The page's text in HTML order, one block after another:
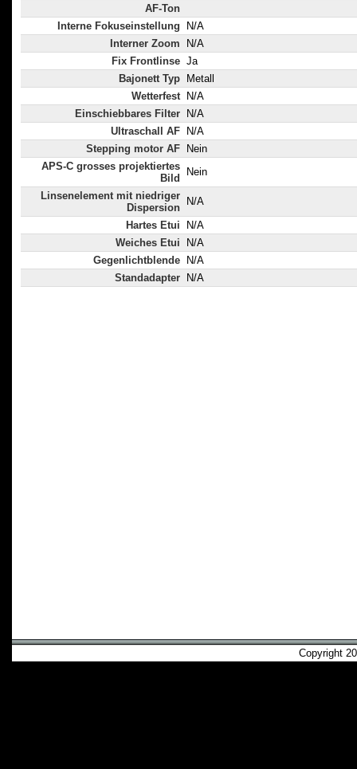
AF-Ton
Interne Fokuseinstellung
N/A
Interner Zoom
N/A
Fix Frontlinse Ja
Bajonett Typ
Metall
Wetterfest
N/A
Einschiebbares Filter
N/A
Ultraschall AF
N/A
Stepping motor AF
Nein
APS-C grosses projektiertes
Bild
Nein
Linsenelement mit niedriger
Dispersion
N/A
Hartes Etui
N/A
Weiches Etui
N/A
Gegenlichtblende
N/A
Standadapter
N/A
Copyright